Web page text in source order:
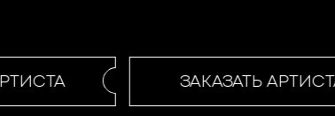
ЗАКАЗАТЬ АРТИСТА